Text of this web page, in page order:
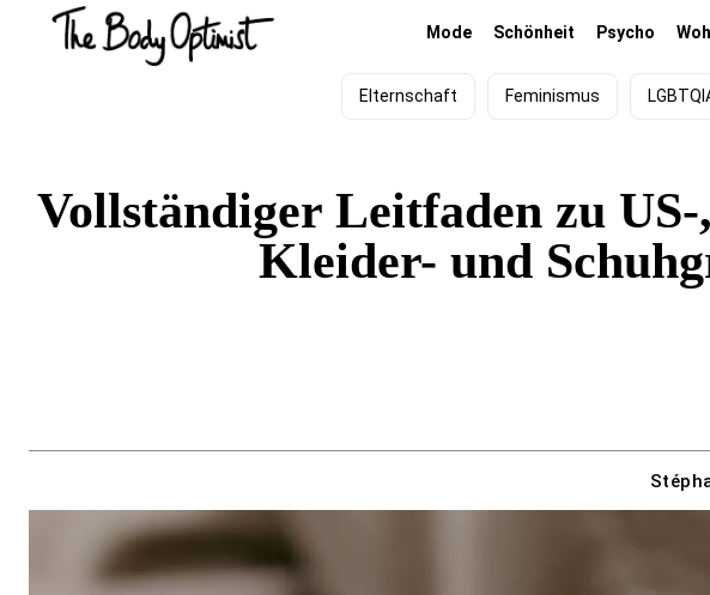
Mode Schönheit Psycho
Elternschaft Feminismus
Vollständiger Leitfaden zu
Kleider- und